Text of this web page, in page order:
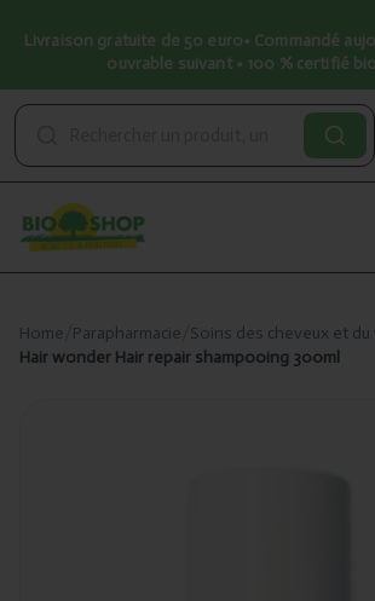
Livraison gratuite de 50 euro• Commandé
ouvrable suivant • 100 % certifié
Home Parapharmacie Soins des cheveux et du
Hair wonder Hair repair shampooing 300ml